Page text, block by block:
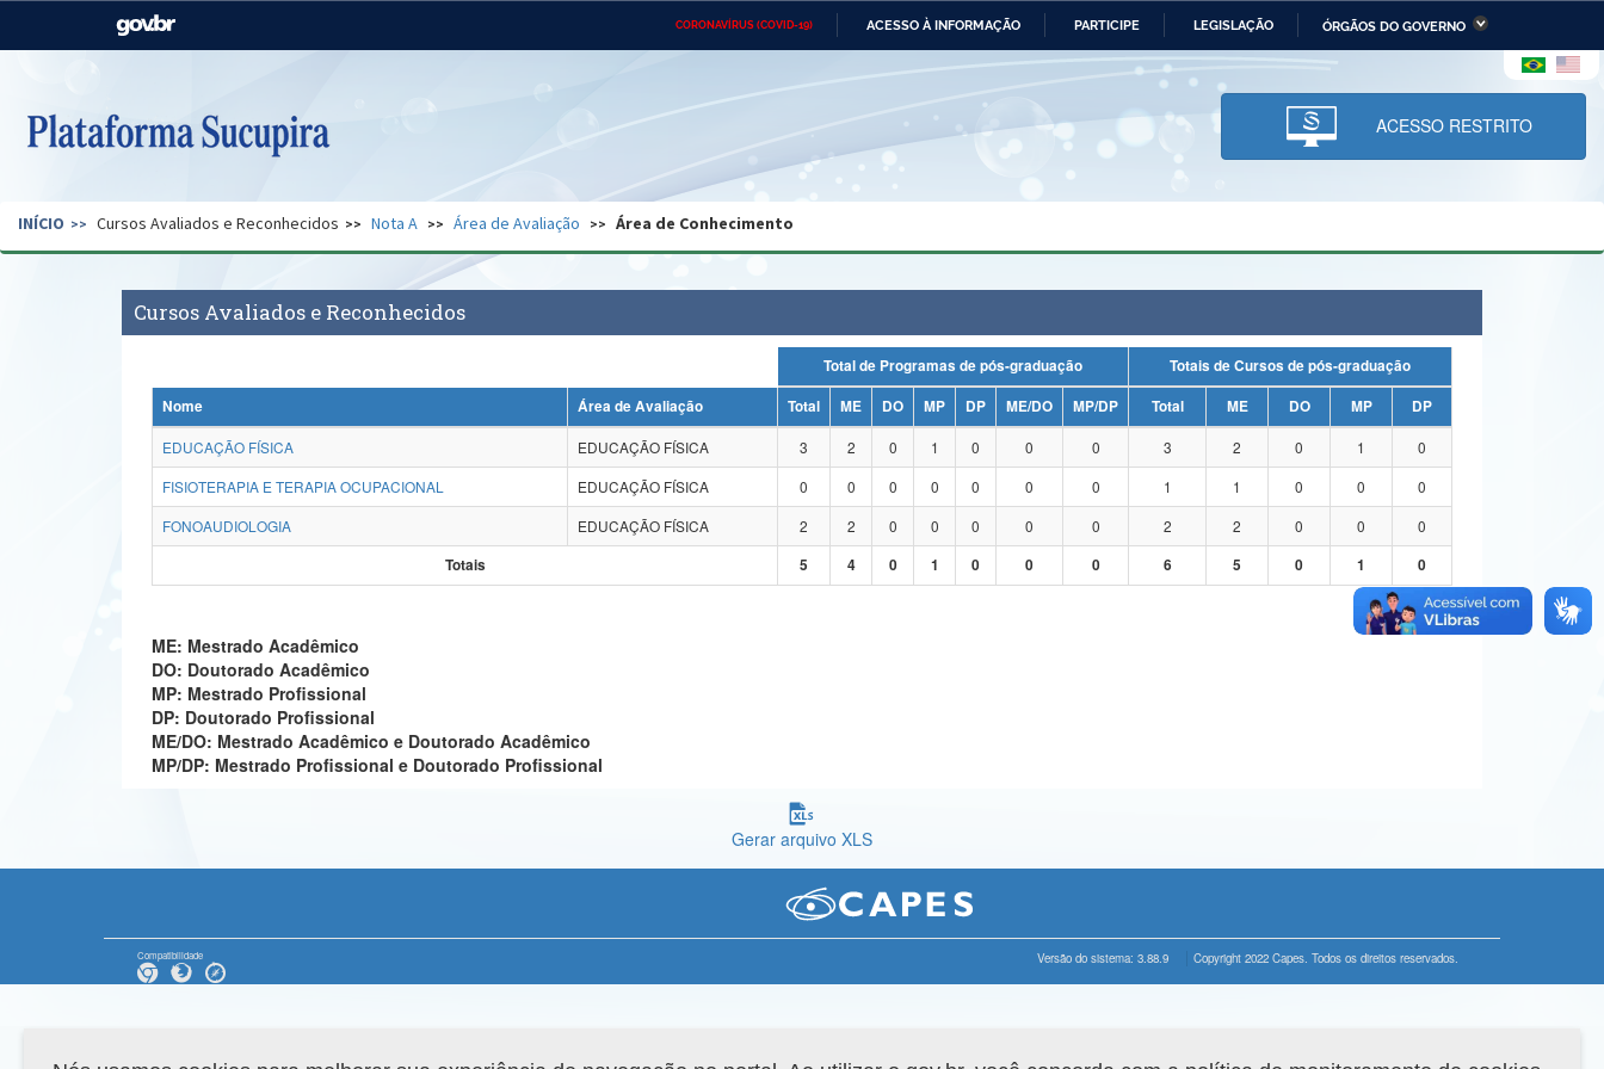
CORONAVÍRUS (COVID-19) ACESSO À INFORMAÇÃO PARTICIPE LEGISLAÇÃO ÓRGÃOS DO GOVERNO
Casa Civil Ministério das Relações Ministério da Economia Ministério da Infraestrutura
Pecuária e Abastecimento
Ministério da Ciência,
Tecnologia, Inovações e
Comunicações
Ministério do Desenvolvimento
Regional e dos Direitos Humanos
Secretaria de Governo Gabinete de Segurança Advocacia-Geral da União Banco Central do Brasil Planalto
ACESSO RESTRITO
INÍCIO Cursos Avaliados e Reconhecidos Nota A Área de Avaliação Área de Conhecimento
Cursos Avaliados e Reconhecidos
Total de Programas de pós-graduação
Totais de Cursos de pós-graduação
Nome
Área de Avaliação Total ME DO MP DP ME/DO MP/DP Total ME DO MP
DP
EDUCAÇÃO FÍSICA
EDUCAÇÃO FÍSICA 3 2 0 1 0 0 0 3 2 0 1
0
FISIOTERAPIA E TERAPIA OCUPACIONAL
EDUCAÇÃO FÍSICA 0 0 0 0 0 0 0 1 1 0 0
0
FONOAUDIOLOGIA
EDUCAÇÃO FÍSICA 2 2 0 0 0 0 0 2 2 0 0
0
Totais
5 4 0 1 0 0 0 6 5 0 1 0
ME: Mestrado Acadêmico
DO: Doutorado Acadêmico
MP: Mestrado Profissional
DP: Doutorado Profissional
ME/DO: Mestrado Acadêmico e Doutorado Acadêmico
MP/DP: Mestrado Profissional e Doutorado Profissional
Gerar arquivo XLS
Compatibilidade Versão do sistema: 3.88.9 Copyright 2022 Capes. Todos os direitos reservados.